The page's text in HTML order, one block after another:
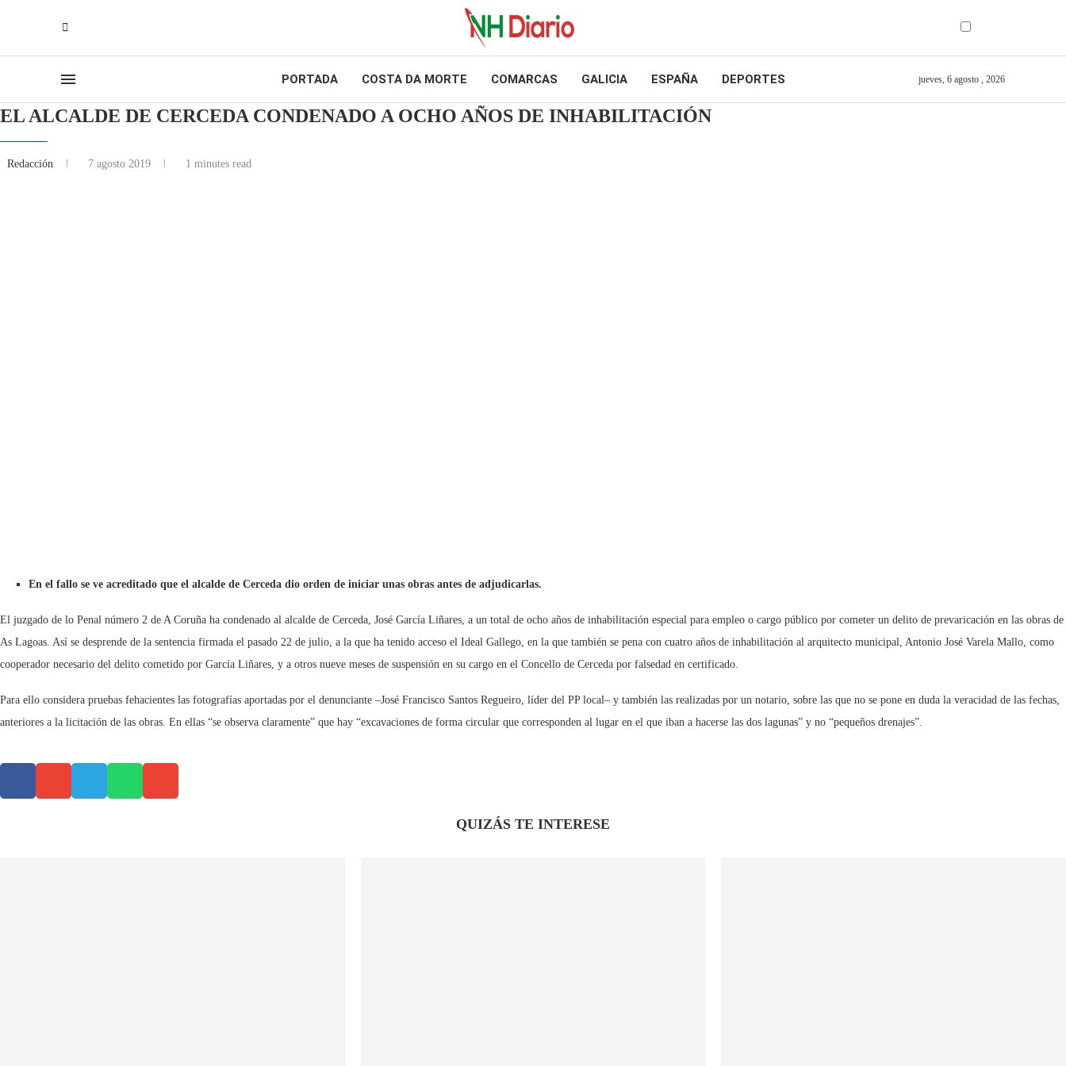
PORTADA COSTA DA MORTE COMARCAS GALICIA ESPAÑA DEPORTES jueves, 6 agosto , 2026
EL ALCALDE DE CERCEDA CONDENADO A OCHO AÑOS DE INHABILITACIÓN
Redacción 7 agosto 2019 1 minutes read
En el fallo se ve acreditado que el alcalde de Cerceda dio orden de iniciar unas obras antes de adjudicarlas.
El juzgado de lo Penal número 2 de A Coruña ha condenado al alcalde de Cerceda, José García Liñares, a un total de ocho años de inhabilitación especial para empleo o cargo público por cometer un delito de prevaricación en las obras de
As Lagoas. Así se desprende de la sentencia firmada el pasado 22 de julio, a la que ha tenido acceso el Ideal Gallego, en la que también se pena con cuatro años de inhabilitación al arquitecto municipal, Antonio José Varela Mallo, como
cooperador necesario del delito cometido por García Liñares, y a otros nueve meses de suspensión en su cargo en el Concello de Cerceda por falsedad en certificado.
Para ello considera pruebas fehacientes las fotografías aportadas por el denunciante –José Francisco Santos Regueiro, líder del PP local– y también las realizadas por un notario, sobre las que no se pone en duda la veracidad de las fechas,
anteriores a la licitación de las obras. En ellas “se observa claramente” que hay “excavaciones de forma circular que corresponden al lugar en el que iban a hacerse las dos lagunas” y no “pequeños drenajes”.
QUIZÁS TE INTERESE